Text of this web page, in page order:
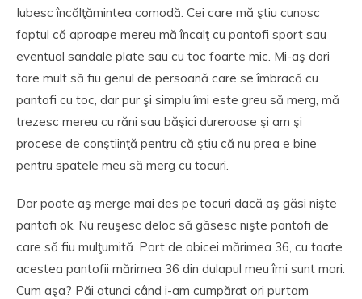
Iubesc încălţămintea comodă. Cei care mă ştiu cunosc
faptul că aproape mereu mă încalţ cu pantofi sport sau
eventual sandale plate sau cu toc foarte mic. Mi-aş dori
tare mult să fiu genul de persoană care se îmbracă cu
pantofi cu toc, dar pur şi simplu îmi este greu să merg, mă
trezesc mereu cu răni sau băşici dureroase şi am şi
procese de conştiinţă pentru că ştiu că nu prea e bine
pentru spatele meu să merg cu tocuri.
Dar poate aş merge mai des pe tocuri dacă aş găsi nişte
pantofi ok. Nu reuşesc deloc să găsesc nişte pantofi de
care să fiu mulţumită. Port de obicei mărimea 36, cu toate
acestea pantofii mărimea 36 din dulapul meu îmi sunt mari.
Cum aşa? Păi atunci când i-am cumpărat ori purtam